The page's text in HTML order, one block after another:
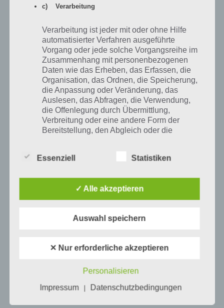
zu starten (nicht auf den Button “Später wählen” – damit startet das
sogleich los.
das neue Ereignis
Mobile? Dann melde dich einfach in den Kommentaren. Wir werden
c) Verarbeitung
Verarbeitung ist jeder mit oder ohne Hilfe
automatisierter Verfahren ausgeführte
Vorgang oder jede solche Vorgangsreihe im
Zusammenhang mit personenbezogenen
Daten wie das Erheben, das Erfassen, die
Organisation, das Ordnen, die Speicherung,
die Anpassung oder Veränderung, das
Auslesen, das Abfragen, die Verwendung,
die Offenlegung durch Übermittlung,
Verbreitung oder eine andere Form der
Bereitstellung, den Abgleich oder die
d) Einschränkung der Verarbeitung
Markierung gespeicherter
Verarbeitung personenbezogener Daten, die
Essenziell Statistiken
✓ Alle akzeptieren
Auswahl speichern
✕ Nur erforderliche akzeptieren
Personalisieren
Impressum
Datenschutzbedingungen